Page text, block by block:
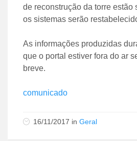
de reconstrução da torre estão
os sistemas serão
As informações produzidas
que o portal estiver fora do ar
breve.
comunicado
16/11/2017 in Geral